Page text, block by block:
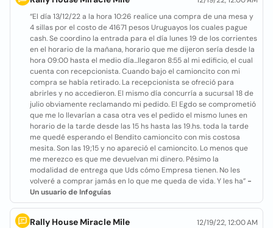
“El día 13/12/22 a la hora 10:26 realice una compra de una mesa y
4 sillas por el costo de 41671 pesos Uruguayos los cuales pague
cash. Se coordino la entrada para el día lunes 19 de los corrientes
en el horario de la mañana, horario que me dijeron sería desde la
hora 09:00 hasta el medio día...llegaron 8:55 al mi edificio, el cual
cuenta con recepcionista. Cuando bajo el camioncito con mi
compra se había retirado. La recepcionista se ofreció para
abrirles y no accedieron. El mismo día concurría a sucursal 18 de
julio obviamente reclamando mi pedido. El Egdo se comprometió
que me lo llevarían a casa otra ves el pedido el mismo lunes en
horario de la tarde desde las 15 hs hasta las 19.hs. toda la tarde
me quedé esperando el Bendito camioncito con mis costosa
mesita. Son las 19;15 y no apareció el camioncito. Lo menos que
me merezco es que me devuelvan mi dinero. Pésimo la
modalidad de entrega que Uds cómo Empresa tienen. No les
volveré a comprar jamás en lo que me queda de vida. Y les ha” -
Un usuario de Infoguías
Rally House Miracle Mile
12/19/22, 12:00 AM